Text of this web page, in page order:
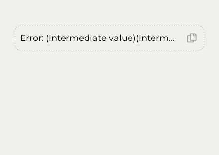
Error: (intermediate value)(intermediate value)(intermediate value).replaceAll is not a function